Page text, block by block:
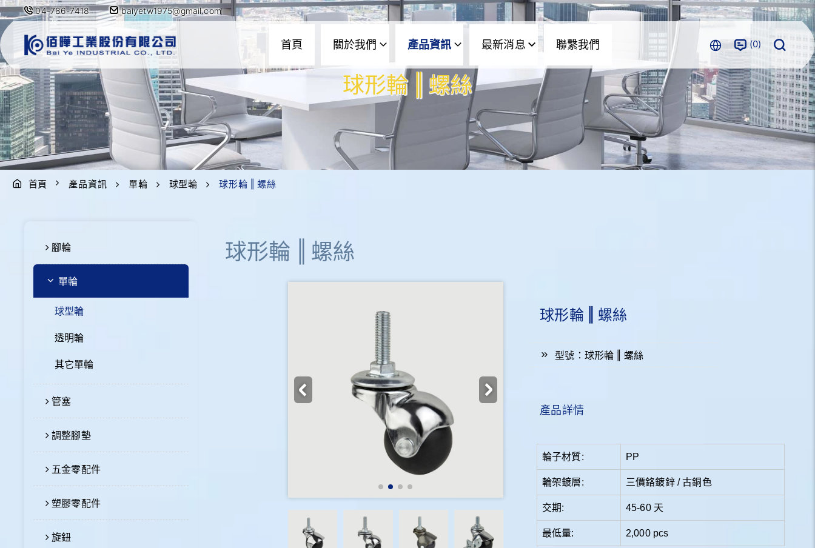
04-786-7418 baiyetw1975@gmail.com
首頁 關於我們 產品資訊 最新消息 聯繫我們 0
球形輪 ‖ 螺絲
首頁 產品資訊 單輪 球型輪 球形輪 ‖ 螺絲
腳輪
單輪
球型輪
透明輪
其它單輪
管塞
調整腳墊
五金零配件
塑膠零配件
旋鈕
球形輪 ‖ 螺絲
球形輪 ‖ 螺絲
型號：球形輪 ‖ 螺絲
產品詳情
輪子材質: PP
輪架鍍層: 三價鉻鍍鋅 / 古銅色
交期: 45-60 天
最低量: 2,000 pcs